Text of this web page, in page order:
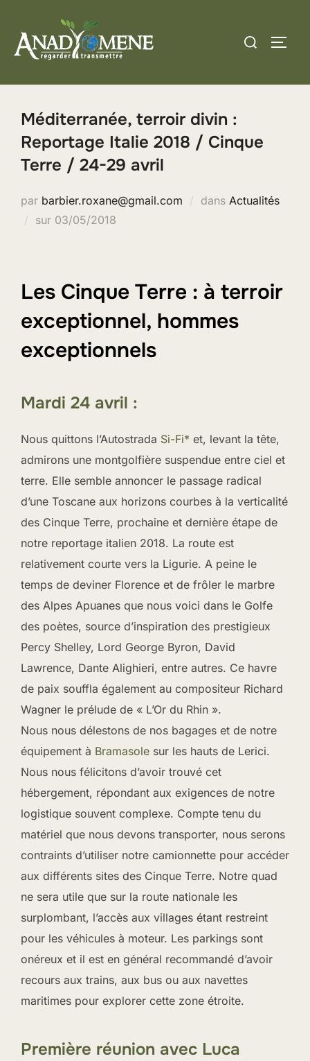
contenu
Rechercher :
Méditerranée, terroir divin :
Reportage Italie 2018 / Cinque
Terre / 24-29 avril
par barbier.roxane@gmail.com dans Actualités
sur Publié
03/05/2018
Les Cinque Terre : à terroir
exceptionnel, hommes
exceptionnels
Mardi 24 avril :
Nous quittons l’Autostrada Si-Fi* et, levant la tête,
admirons une montgolfière suspendue entre ciel et
terre. Elle semble annoncer le passage radical
d’une Toscane aux horizons courbes à la verticalité
des Cinque Terre, prochaine et dernière étape de
notre reportage italien 2018. La route est
relativement courte vers la Ligurie. A peine le
temps de deviner Florence et de frôler le marbre
des Alpes Apuanes que nous voici dans le Golfe
des poètes, source d’inspiration des prestigieux
Percy Shelley, Lord George Byron, David
Lawrence, Dante Alighieri, entre autres. Ce havre
de paix souffla également au compositeur Richard
Wagner le prélude de « L’Or du Rhin ».
Nous nous délestons de nos bagages et de notre
équipement à Bramasole sur les hauts de Lerici.
Nous nous félicitons d’avoir trouvé cet
hébergement, répondant aux exigences de notre
logistique souvent complexe. Compte tenu du
matériel que nous devons transporter, nous serons
contraints d’utiliser notre camionnette pour accéder
aux différents sites des Cinque Terre. Notre quad
ne sera utile que sur la route nationale les
surplombant, l’accès aux villages étant restreint
pour les véhicules à moteur. Les parkings sont
onéreux et il est en général recommandé d’avoir
recours aux trains, aux bus ou aux navettes
maritimes pour explorer cette zone étroite.
Première réunion avec Luca